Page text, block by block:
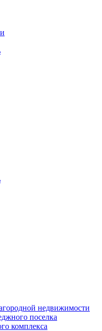
недвижимости
поселка
комплекса